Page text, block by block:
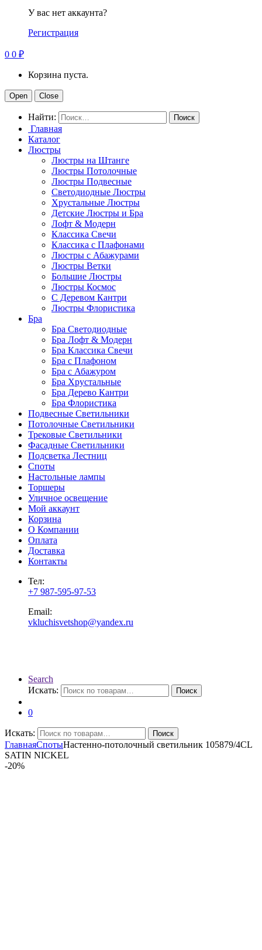
У вас нет аккаунта?
Регистрация
0 0 ₽
Корзина пуста.
Open Close
Найти:
Главная
Каталог
Люстры
Люстры на Штанге
Люстры Потолочные
Люстры Подвесные
Светодиодные Люстры
Хрустальные Люстры
Детские Люстры и Бра
Лофт & Модерн
Классика Свечи
Классика с Плафонами
Люстры с Абажурами
Люстры Ветки
Большие Люстры
Люстры Космос
С Деревом Кантри
Люстры Флористика
Бра
Бра Светодиодные
Бра Лофт & Модерн
Бра Классика Свечи
Бра с Плафоном
Бра с Абажуром
Бра Хрустальные
Бра Дерево Кантри
Бра Флористика
Подвесные Светильники
Потолочные Светильники
Трековые Светильники
Фасадные Светильники
Подсветка Лестниц
Споты
Настольные лампы
Торшеры
Уличное освещение
Мой аккаунт
Корзина
О Компании
Оплата
Доставка
Контакты
Тел:
+7 987-595-97-53
Email:
vkluchisvetshop@yandex.ru
Search
Искать:
Поиск
0
Искать: Поиск
ГлавнаяСпотыНастенно-потолочный светильник 105879/4CL
SATIN NICKEL
-20%